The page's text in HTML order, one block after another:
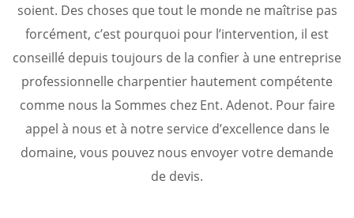
soient. Des choses que tout le monde ne maîtrise pas
forcément, c’est pourquoi pour l’intervention, il est
conseillé depuis toujours de la confier à une entreprise
professionnelle charpentier hautement compétente
comme nous la Sommes chez Ent. Adenot. Pour faire
appel à nous et à notre service d’excellence dans le
domaine, vous pouvez nous envoyer votre demande
de devis.